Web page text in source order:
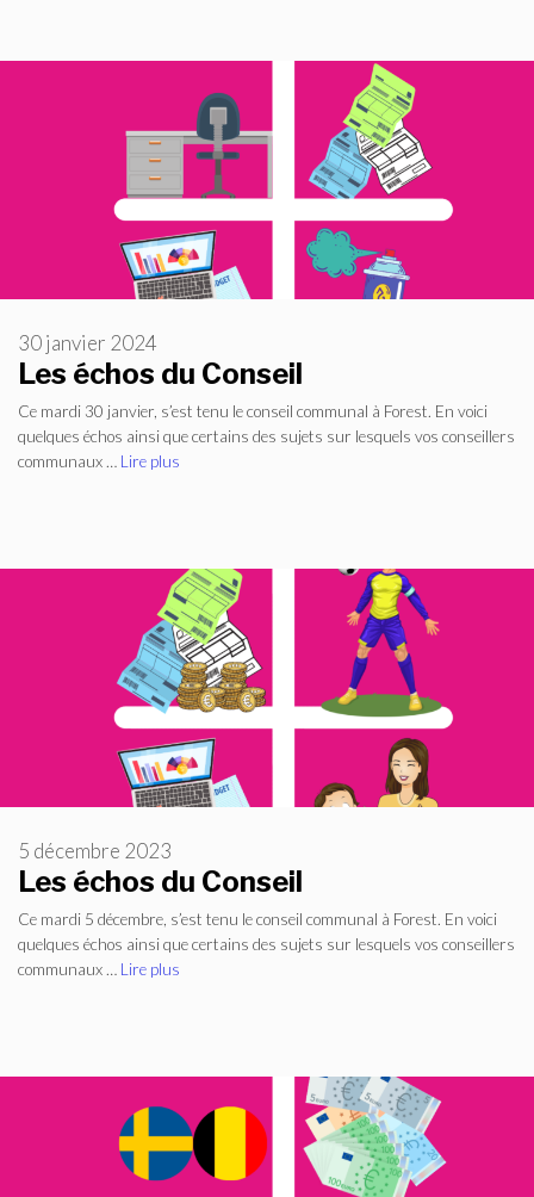
Les échos du Conseil
30 janvier 2024
Ce mardi 30 janvier, s’est tenu le conseil communal à Forest. En voici
quelques échos ainsi que certains des sujets sur lesquels vos conseillers
communaux … Lire plus
Les échos du Conseil
5 décembre 2023
Ce mardi 5 décembre, s’est tenu le conseil communal à Forest. En voici
quelques échos ainsi que certains des sujets sur lesquels vos conseillers
communaux … Lire plus